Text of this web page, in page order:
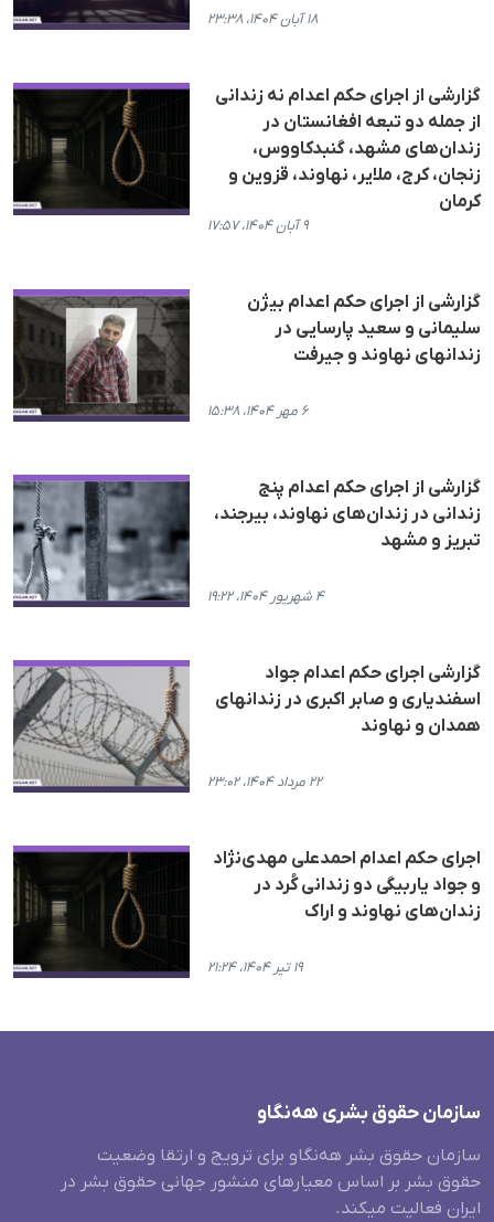
۱۸ آبان ۱۴۰۴، ۲۳:۳۸
گزارشی از اجرای حکم اعدام نە زندانی
از جملە دو تبعە افغانستان در
زندان‌های مشهد، گنبدکاووس،
زنجان، کرج، ملایر، نهاوند، قزوین و
کرمان
۹ آبان ۱۴۰۴، ۱۷:۵۷
گزارشی از اجرای حکم اعدام بیژن
سلیمانی و سعید پارسایی در
زندانهای نهاوند و جیرفت
۶ مهر ۱۴۰۴، ۱۵:۳۸
گزارشی از اجرای حکم اعدام پنج
زندانی در زندان‌‌های نهاوند، بیرجند،
تبریز و مشهد
۴ شهریور ۱۴۰۴، ۱۹:۲۲
گزارشی اجرای حکم اعدام جواد
اسفندیاری و صابر اکبری در زندانهای
همدان و نهاوند
۲۲ مرداد ۱۴۰۴، ۲۳:۰۲
اجرای حکم اعدام احمدعلی مهدی‌نژاد
و جواد یاربیگی دو زندانی کُرد در
زندان‌های نهاوند و اراک
۱۹ تیر ۱۴۰۴، ۲۱:۲۴
سازمان حقوق بشری هەنگاو
سازمان حقوق بشر هه‌نگاو برای ترویج و ارتقا وضعیت
حقوق بشر بر اساس معیارهای منشور جهانی حقوق بشر در
ایران فعالیت میکند.